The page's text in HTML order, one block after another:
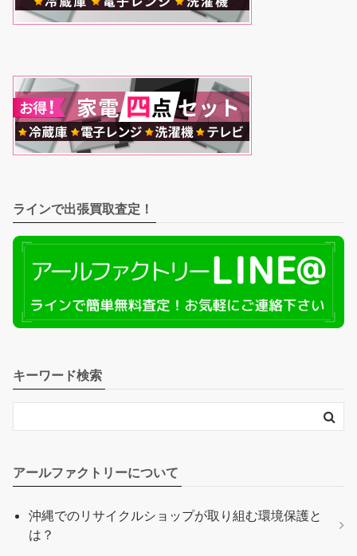
ラインで出張買取査定！
キーワード検索
アールファクトリーについて
沖縄でのリサイクルショップが取り組む環境保護と
は？